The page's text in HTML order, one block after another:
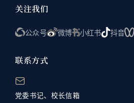
关注我们
公众号 微博 小红书 抖音
联系方式
党委书记、校长信箱